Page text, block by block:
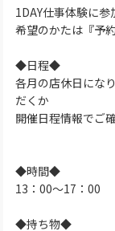
1DAY仕事体験に
希望のかたは『予
◆日程◆
各月の店休日にな
だくか
開催日程情報でご
◆時間◆
13：00～17：00
◆持ち物◆